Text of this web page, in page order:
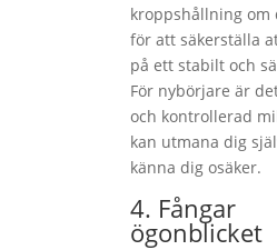
kroppshållning om
för att säkerställa
på ett stabilt och
För nybörjare är
och kontrollerad
kan utmana dig
känna dig osäker.
4. Fångar
ögonblicket